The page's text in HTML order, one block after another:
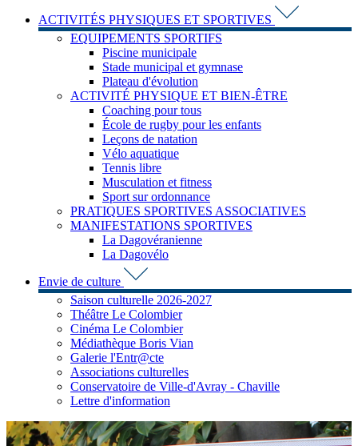
ACTIVITÉS PHYSIQUES ET SPORTIVES
EQUIPEMENTS SPORTIFS
Piscine municipale
Stade municipal et gymnase
Plateau d'évolution
ACTIVITÉ PHYSIQUE ET BIEN-ÊTRE
Coaching pour tous
École de rugby pour les enfants
Leçons de natation
Vélo aquatique
Tennis libre
Musculation et fitness
Sport sur ordonnance
PRATIQUES SPORTIVES ASSOCIATIVES
MANIFESTATIONS SPORTIVES
La Dagovéranienne
La Dagovélo
Envie de culture
Saison culturelle 2026-2027
Théâtre Le Colombier
Cinéma Le Colombier
Médiathèque Boris Vian
Galerie l'Entr@cte
Associations culturelles
Conservatoire de Ville-d'Avray - Chaville
Lettre d'information